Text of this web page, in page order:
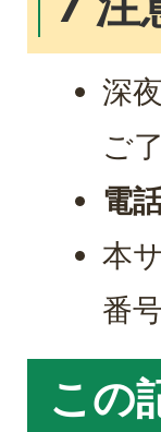
深
ご
電
本
番
この